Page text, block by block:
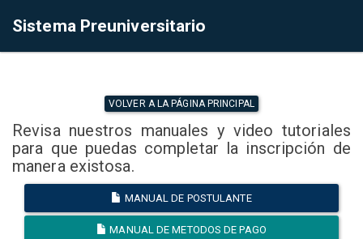
Sistema Preuniversitario
VOLVER A LA PÁGINA PRINCIPAL
Revisa nuestros manuales y video tutoriales
para que puedas completar la inscripción de
manera existosa.
MANUAL DE POSTULANTE
MANUAL DE METODOS DE PAGO